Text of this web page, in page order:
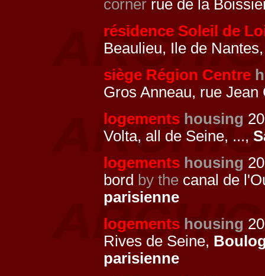
corner rue de la
résidence Soleil de
Beaulieu, Ile de
siège Région Centre
Gros Anneau, rue
logements housing
Volta, all de Seine, ...,
logements housing
bord by the canal de
parisienne
logements housing
Rives de Seine,
parisienne